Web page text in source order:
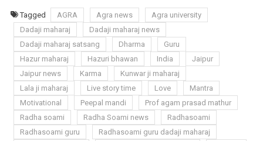
List
Tagged AGRA Agra news
Agra university
Dadaji maharaj
Dadaji maharaj news
Dadaji maharaj satsang
Dharma
Guru
Hazur maharaj
Hazuri bhawan India
Jaipur
Jaipur news
Karma
Kunwar ji maharaj
Lala ji maharaj
Live story time Love
Mantra
Motivational
Peepal mandi
Prof agam prasad mathur
Radha soami
Radha Soami news
Radhasoami
Radhasoami guru
Radhasoami guru dadaji maharaj